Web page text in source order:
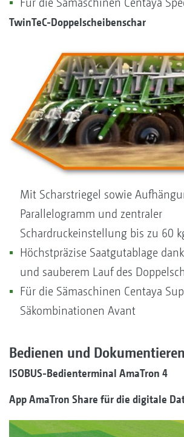
TwinTeC-Doppelscheibenschar
Mit Scharstriegel sowie
Parallelogramm und zentraler
Schardruckeinstellung bis zu 60
Höchstpräzise Saatgutablage
und sauberem Lauf des
Für die Sämaschinen Centaya
Säkombinationen Avant
Bedienen und Dokumentieren
ISOBUS-Bedienterminal AmaTron 4
App AmaTron Share für die digitale